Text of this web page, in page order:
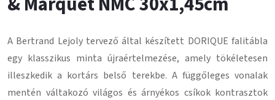
A Bertrand Lejoly tervező által készített DORIQUE falitábla
egy klasszikus minta újraértelmezése, amely tökéletesen
illeszkedik a kortárs belső terekbe. A függőleges vonalak
mentén váltakozó világos és árnyékos csíkok kontrasztok